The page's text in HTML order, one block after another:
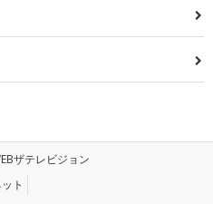
ザテレビジョン
ト